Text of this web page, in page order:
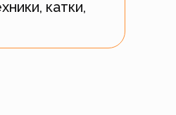
катки,